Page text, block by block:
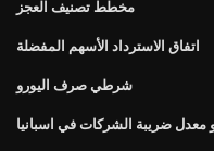
مخطط تصنيف العجز
اتفاق الاسترداد الأسهم المفضلة
شرطي صرف اليورو
معدل ضريبة الشركات في اسبانيا